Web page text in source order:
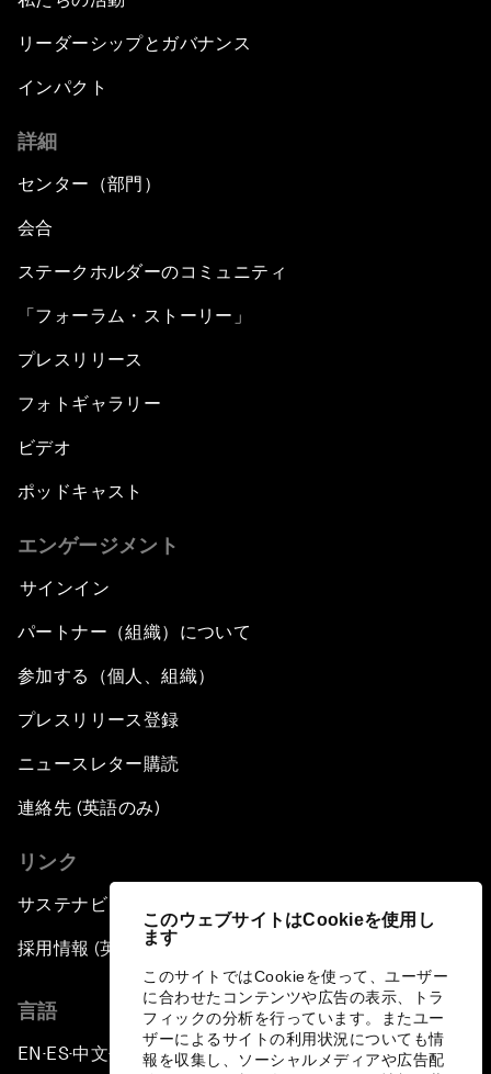
このウェブサイトはCookieを使用し
ます
このサイトではCookieを使って、ユーザー
に合わせたコンテンツや広告の表示、トラ
フィックの分析を行っています。またユー
ザーによるサイトの利用状況についても情
報を収集し、ソーシャルメディアや広告配
リーダーシップとガバナンス
インパクト
詳細
センター（部門）
会合
ステークホルダーのコミュニティ
「フォーラム・ストーリー」
プレスリリース
フォトギャラリー
ビデオ
ポッドキャスト
エンゲージメント
サインイン
パートナー（組織）について
参加する（個人、組織）
プレスリリース登録
ニュースレター購読
連絡先 (英語のみ)
リンク
サステナビリティへの取り組み
採用情報 (英語のみ)
言語
EN ▪ ES▪中文▪ 日本語